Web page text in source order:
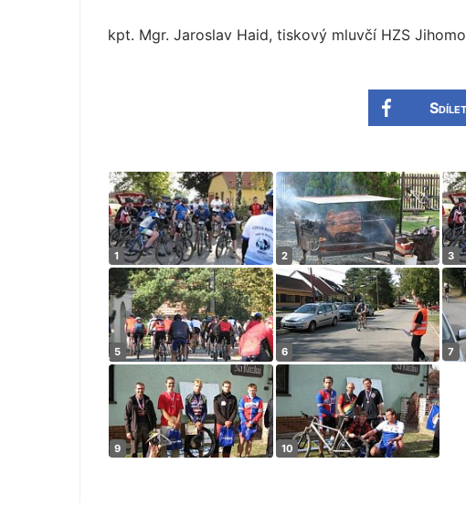
kpt. Mgr. Jaroslav Haid, tiskový mluvčí HZS
Sdílet